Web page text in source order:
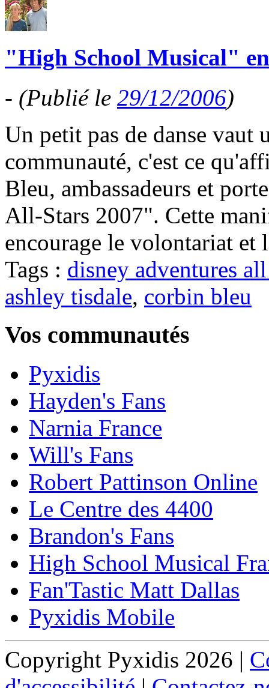
"High School Musical"
- (Publié le 29/12/2006)
Un petit pas de danse vaut
communauté, c'est ce
Bleu, ambassadeurs et
All-Stars 2007". Cette
encourage le volontariat et
Tags : disney adventures
ashley tisdale, corbin bleu
Vos communautés
Pyxidis
Hayden's Fans
Narnia France
Will's Fans
Robert Pattinson Online
Le Centre des 4400
Brandon's Fans
High School Musical
Fan'Tastic Matt Dallas
Pyxidis Mobile
Copyright Pyxidis 2026 |